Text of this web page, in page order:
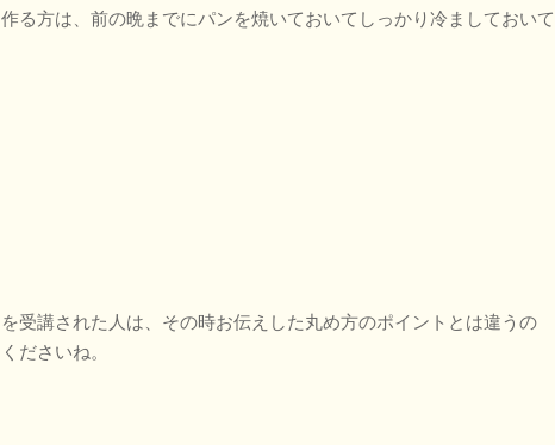
る方は、前の晩までにパンを焼いておいてしっかり冷ましておいて
受講された人は、その時お伝えした丸め方のポイントとは違うの
ださいね。